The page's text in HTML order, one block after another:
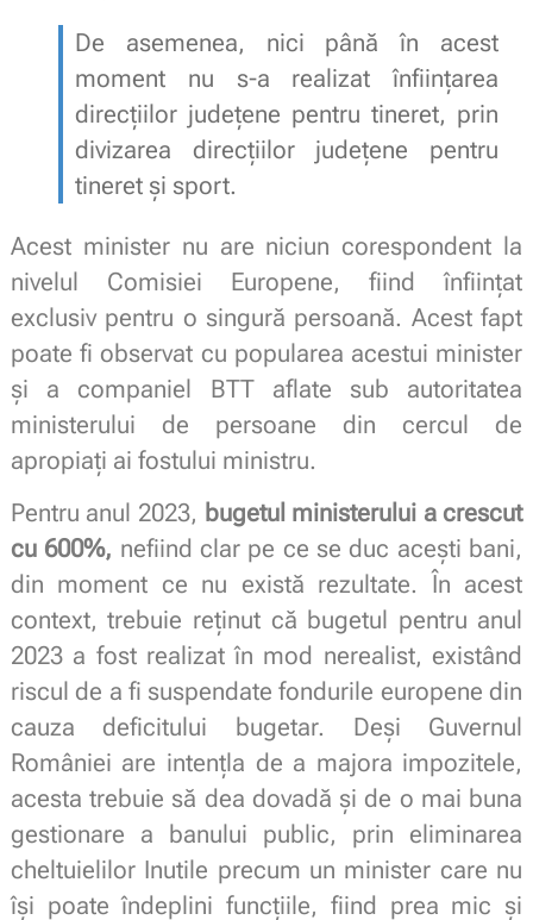
De asemenea, nici până în acest
moment nu s-a realizat înfiinţarea
direcţiilor judeţene pentru tineret, prin
divizarea direcţiilor județene pentru
tineret şi sport.
Acest minister nu are niciun corespondent la
nivelul Comisiei Europene, fiind înfiinţat
exclusiv pentru o singură persoană. Acest fapt
poate fi observat cu popularea acestui minister
şi a companiel BTT aflate sub autoritatea
ministerului de persoane din cercul de
apropiați ai fostului ministru.
Pentru anul 2023, bugetul ministerului a crescut
cu 600%, nefiind clar pe ce se duc aceşti bani,
din moment ce nu există rezultate. În acest
context, trebuie reţinut că bugetul pentru anul
2023 a fost realizat în mod nerealist, existând
riscul de a fi suspendate fondurile europene din
cauza deficitului bugetar. Deşi Guvernul
României are intențla de a majora impozitele,
acesta trebuie să dea dovadă şi de o mai buna
gestionare a banului public, prin eliminarea
cheltuielilor Inutile precum un minister care nu
îşi poate îndeplini funcţiile, fiind prea mic şi